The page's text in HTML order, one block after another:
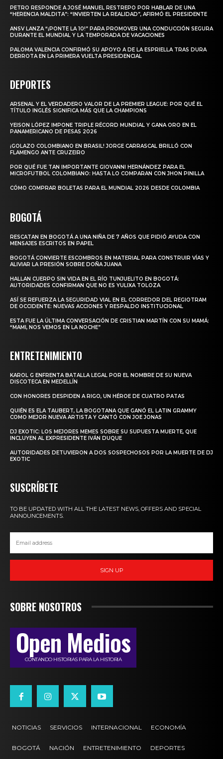
PETRO RESPONDE A JOSÉ MANUEL RESTREPO POR HABLAR DE UNA
“HERENCIA MALDITA”: “INVIERTEN LA REALIDAD”, AFIRMÓ EL PRESIDENTE
ANSV LANZA “¡PONTE LA 10!” PARA PROMOVER UNA CONDUCCIÓN SEGURA
DURANTE EL MUNDIAL Y LA TEMPORADA DE VACACIONES
PALOMA VALENCIA CONFIRMÓ SU APOYO A DE LA ESPRIELLA TRAS DURA
DERROTA EN LA PRIMERA VUELTA PRESIDENCIAL
DEPORTES
ARSENAL Y EL VERDADERO VALOR DE LA PREMIER LEAGUE: POR QUÉ EL
TÍTULO INGLÉS SIGNIFICA MÁS QUE LA CHAMPIONS
YEISON LÓPEZ IMPONE TRIPLE RÉCORD MUNDIAL Y GANA ORO EN EL
PANAMERICANO DE PESAS 2026
¡GOLAZO COLOMBIANO EN BRASIL! JORGE CARRASCAL BRILLÓ CON
FLAMENGO ANTE CRUZEIRO
POR QUÉ FUE TAN IMPORTANTE GIOVANNI HERNÁNDEZ PARA EL
MICROFUTBOL COLOMBIANO: HASTA LO COMPARAN CON JHON PINILLA
CÓMO COMPRAR BOLETAS PARA EL MUNDIAL 2026 DESDE COLOMBIA
BOGOTÁ
RESCATAN EN BOGOTÁ A UNA NIÑA DE 7 AÑOS QUE PIDIÓ AYUDA CON
MENSAJES ESCRITOS EN PAPEL
BOGOTÁ CONVIERTE ESCOMBROS EN MATERIAL PARA CONSTRUIR VÍAS Y
ALIVIAR LA PRESIÓN SOBRE DOÑA JUANA
HALLAN CUERPO SIN VIDA EN EL RÍO TUNJUELITO EN BOGOTÁ:
AUTORIDADES CONFIRMAN QUE NO ES YULIXA TOLOZA
ASÍ SE REFUERZA LA SEGURIDAD VIAL EN EL CORREDOR DEL REGIOTRAM
DE OCCIDENTE: NUEVAS ACCIONES Y RESPALDO INSTITUCIONAL
ESTA FUE LA ÚLTIMA CONVERSACIÓN DE CRISTIAN MARTÍN CON SU MAMÁ:
“MAMI, NOS VEMOS EN LA NOCHE”
ENTRETENIMIENTO
KAROL G ENFRENTA BATALLA LEGAL POR EL NOMBRE DE SU NUEVA
DISCOTECA EN MEDELLÍN
CON HONORES DESPIDEN A RIGO, UN HÉROE DE CUATRO PATAS
QUIÉN ES ELA TAUBERT, LA BOGOTANA QUE GANÓ EL LATIN GRAMMY
COMO MEJOR NUEVA ARTISTA Y CANTÓ CON JOE JONAS
DJ EXOTIC: LOS MEJORES MEMES SOBRE SU SUPUESTA MUERTE, QUE
INCLUYEN AL EXPRESIDENTE IVÁN DUQUE
AUTORIDADES DETUVIERON A DOS SOSPECHOSOS POR LA MUERTE DE DJ
EXOTIC
SUSCRÍBETE
TO BE UPDATED WITH ALL THE LATEST NEWS, OFFERS AND SPECIAL
ANNOUNCEMENTS.
SIGN UP
SOBRE NOSOTROS
Open Medios
CONTANDO HISTORIAS PARA LA HISTORIA
NOTICIAS SERVICIOS INTERNACIONAL ECONOMÍA
BOGOTÁ NACIÓN ENTRETENIMIENTO DEPORTES